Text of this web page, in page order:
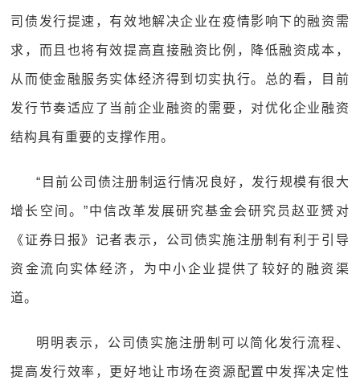
司债发行提速，有效地解决企业在疫情影响下的融资需
求，而且也将有效提高直接融资比例，降低融资成本，
从而使金融服务实体经济得到切实执行。总的看，目前
发行节奏适应了当前企业融资的需要，对优化企业融资
结构具有重要的支撑作用。
“目前公司债注册制运行情况良好，发行规模有很大
增长空间。”中信改革发展研究基金会研究员赵亚赟对
《证券日报》记者表示，公司债实施注册制有利于引导
资金流向实体经济，为中小企业提供了较好的融资渠
道。
明明表示，公司债实施注册制可以简化发行流程、
提高发行效率，更好地让市场在资源配置中发挥决定性